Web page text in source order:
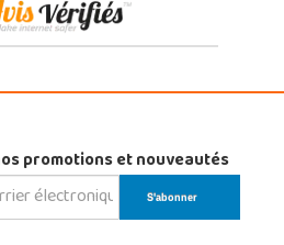
promotions et nouveautés